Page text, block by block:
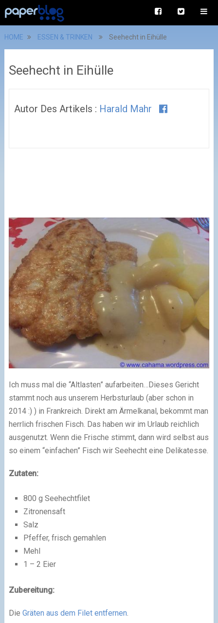
HOME ESSEN & TRINKEN Seehecht in Eihülle
Seehecht in Eihülle
Autor Des Artikels : Harald Mahr
Ich muss mal die “Altlasten” aufarbeiten…Dieses Gericht
stammt noch aus unserem Herbsturlaub (aber schon in
2014 :) ) in Frankreich. Direkt am Ärmelkanal, bekommt man
herrlich frischen Fisch. Das haben wir im Urlaub reichlich
ausgenutzt. Wenn die Frische stimmt, dann wird selbst aus
so einem “einfachen” Fisch wir Seehecht eine Delikatesse.
Zutaten:
800 g Seehechtfilet
Zitronensaft
Salz
Pfeffer, frisch gemahlen
Mehl
1 – 2 Eier
Zubereitung:
Die Gräten aus dem Filet entfernen